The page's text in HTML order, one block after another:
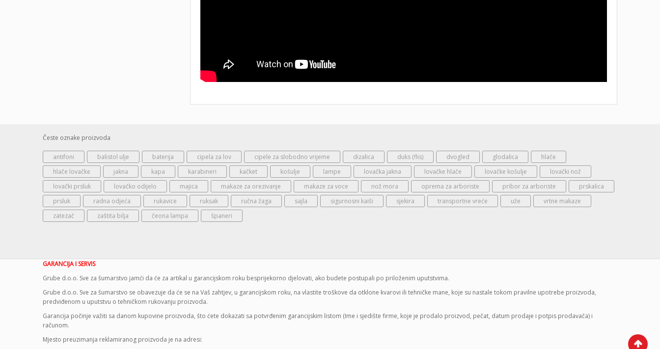
Česte oznake proizvoda
antifoni balistol ulje baterija cipela za lov cipele za slobodno vrijeme dizalica duks (flis) dvogled glodalica
hlače
hlače lovačke
jakna kapa karabineri kačket košulje lampe lovačka jakna lovačke hlače lovačke košulje
lovački nož
lovački prsluk
lovačko odijelo majica makaze za orezivanje makaze za voce nož mora oprema za arboriste pribor za arboriste
prskalica
prsluk
radna odjeća rukavice ruksak ručna žaga sajla sigurnosni kaiši sjekira transportne vreće uže
vrtne makaze
zatezač
zaštita bilja čeona lampa španeri
GARANCIJA I SERVIS
Grube d.o.o. Sve za šumarstvo jamći da će za artikal u garancijskom roku besprijekorno djelovati, ako budete postupali po priloženim uputstvima.
Grube d.o.o. Sve za šumarstvo se obavezuje da će se na Vaš zahtjev, u garancijskom roku, na vlastite troškove da otklone kvarovi ili tehničke mane, koje su nastale tokom pravilne upotrebe proizvoda,
predviđenom u uputstvu o tehničkom rukovanju proizvoda.
Garancija počinje važiti sa danom kupovine proizvoda, što ćete dokazati sa potvrđenim garancijskim listom (Ime i sjedište firme, koje je prodalo proizvod, pečat, datum prodaje i potpis prodavača) i
računom.
Mjesto preuzimanja reklamiranog proizvoda je na adresi: